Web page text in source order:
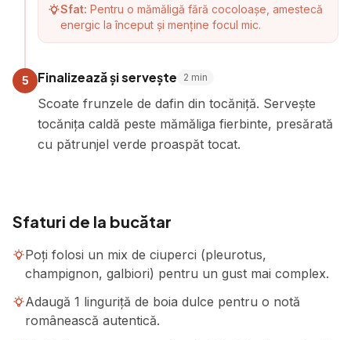
Sfat: Pentru o mămăligă fără cocoloașe, amestecă
energic la început și menține focul mic.
5 Finalizează și servește 2 min
Scoate frunzele de dafin din tocăniță. Servește
tocănița caldă peste mămăliga fierbinte, presărată
cu pătrunjel verde proaspăt tocat.
Sfaturi de la bucătar
Poți folosi un mix de ciuperci (pleurotus,
champignon, galbiori) pentru un gust mai complex.
Adaugă 1 linguriță de boia dulce pentru o notă
românească autentică.